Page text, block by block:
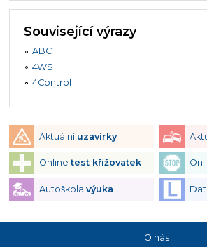
Související výrazy
ABC
4WS
4Control
Aktuální uzavírky
Onlinetest křižovatek
Autoškola výuka
O nás